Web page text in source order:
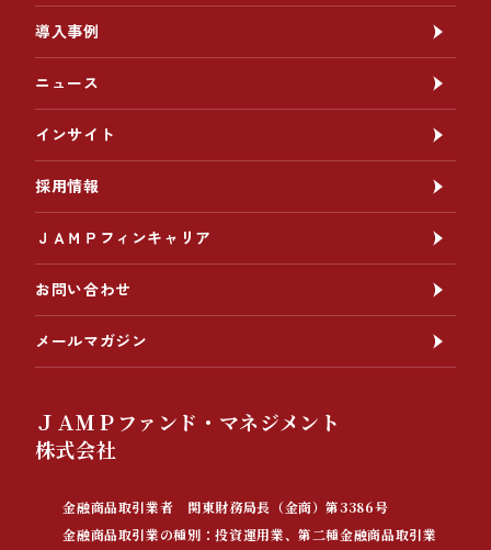
導入事例
ニュース
インサイト
採用情報
ＪＡＭＰフィンキャリア
お問い合わせ
メールマガジン
ＪＡＭＰファンド・マネジメント
株式会社
金融商品取引業者 関東財務局長（金商）第3386号
金融商品取引業の種別：投資運用業、第二種金融商品取引業